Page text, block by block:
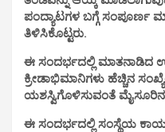
ಪಂದ್ಯಾಟಗಳ ಬಗ್ಗೆ ಸಂಪೂರ್ಣ
ತಿಳಿಸಿಕೊಟ್ಟರು.
ಈ ಸಂದರ್ಭದಲ್ಲಿ ಮಾತನಾಡಿದ
ಕ್ರೀಡಾಭಿಮಾನಿಗಳು ಹೆಚ್ಚಿನ
ಯಶಸ್ವಿಗೊಳಿಸುವಂತೆ ಮೈಸೂರಿನ
ಈ ಸಂದರ್ಭದಲ್ಲಿ ಸಂಸ್ಥೆಯ